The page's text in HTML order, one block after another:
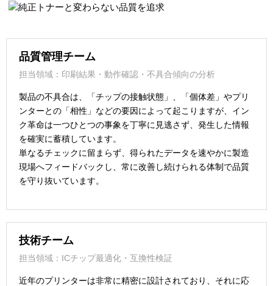
品質管理チーム
担当領域：印刷結果・動作確認・不具合傾向の分析
製品の不具合は、「チップの接触状態」、「個体差」やプリ
ンターとの「相性」などの要因によって起こりますが、イン
ク革命は一つひとつの事象を丁寧に見逃さず、発生した情報
を確実に蓄積しています。
単なるチェックに留まらず、得られたデータを速やかに製造
現場へフィードバックし、常に改善し続けられる体制で品質
を守り抜いています。
技術チーム
担当領域：ICチップ最適化・互換性検証
近年のプリンターは非常に精密に設計されており、それに応